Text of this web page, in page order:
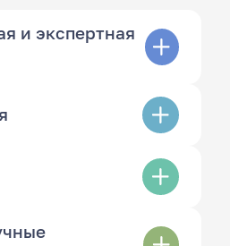
и экспертная